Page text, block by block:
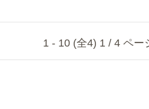
1 - 10 (全4) 1 / 4 ペー